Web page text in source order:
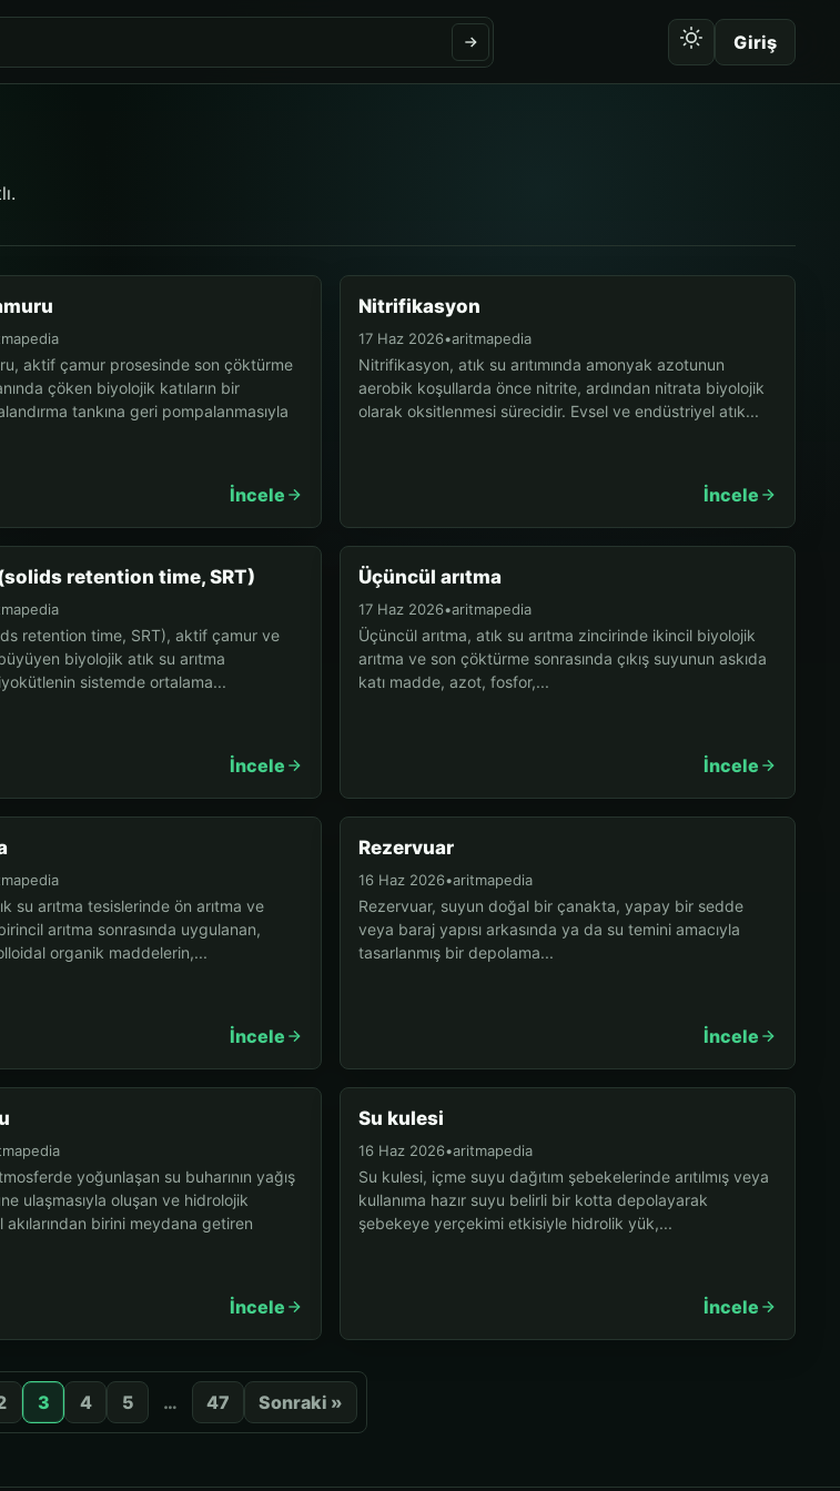
Giriş
aktif çamur prosesinde son çöktürme
çöken biyolojik katıların bir
tankına geri pompalanmasıyla
İncele
Nitrifikasyon
17 Haz 2026•aritmapedia
Nitrifikasyon, atık su arıtımında amonyak azotunun
aerobik koşullarda önce nitrite, ardından nitrata biyolojik
olarak oksitlenmesi sürecidir. Evsel ve endüstriyel atık...
İncele
retention time, SRT)
retention time, SRT), aktif çamur ve
biyolojik atık su arıtma
sistemde ortalama...
İncele
Üçüncül arıtma
17 Haz 2026•aritmapedia
Üçüncül arıtma, atık su arıtma zincirinde ikincil biyolojik
arıtma ve son çöktürme sonrasında çıkış suyunun askıda
katı madde, azot, fosfor,...
İncele
su arıtma tesislerinde ön arıtma ve
arıtma sonrasında uygulanan,
organik maddelerin,...
İncele
Rezervuar
16 Haz 2026•aritmapedia
Rezervuar, suyun doğal bir çanakta, yapay bir sedde
veya baraj yapısı arkasında ya da su temini amacıyla
tasarlanmış bir depolama...
İncele
yoğunlaşan su buharının yağış
ulaşmasıyla oluşan ve hidrolojik
birini meydana getiren
İncele
Su kulesi
16 Haz 2026•aritmapedia
Su kulesi, içme suyu dağıtım şebekelerinde arıtılmış veya
kullanıma hazır suyu belirli bir kotta depolayarak
şebekeye yerçekimi etkisiyle hidrolik yük,...
İncele
3 4 5 … 47 Sonraki »